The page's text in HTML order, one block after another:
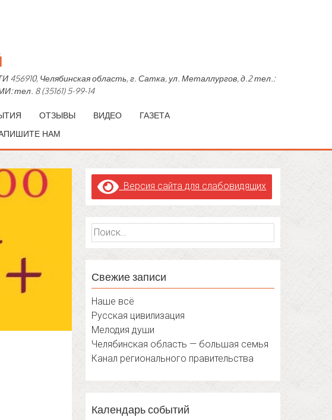
Челябинская область, г. Сатка, ул. Металлургов, д.2 тел.:
тел. 8 (35161) 5-99-14
ОТЗЫВЫ ВИДЕО
ГАЗЕТА
НАМ
Версия сайта для слабовидящих
Найти:
Свежие записи
Наше всё
Русская цивилизация
Мелодия души
Челябинская область — большая семья
Канал регионального правительства
Календарь событий